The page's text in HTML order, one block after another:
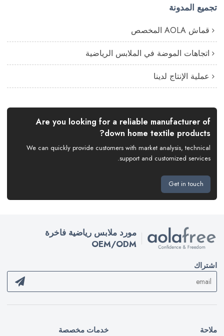
تجميع المدونة
قماش AOLA المخصص
اتجاهات الموضة في الملابس الرياضية
عملية الإنتاج لدينا
Are you looking for a reliable manufacturer of
down home textile products?
We can quickly provide customers with market analysis, technical
support and customized services.
Get in touch
مورد ملابس رياضية فاخرة
OEM/ODM
اشتراك
ملاحة خدمات مخصصة